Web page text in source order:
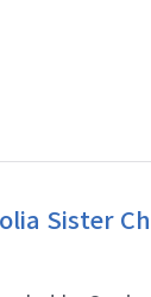
Sister